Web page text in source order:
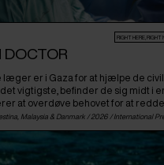
RIGHT HERE, RIGHT
DOCTOR
læger er i Gaza for at hjælpe de
vigtigste, befinder de sig midt i
at overdøve behovet for at redde
Malaysia & Danmark / 2026 / International